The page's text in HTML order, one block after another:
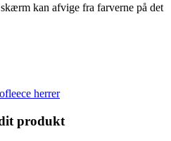
kan afvige fra farverne på det
herrer
produkt